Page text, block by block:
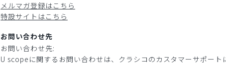
メルマガ登録はこちら
特設サイトはこちら
お問い合わせ先
お問い合わせ先:
U scopeに関するお問い合わせは、クラシコのカスタマーサポート